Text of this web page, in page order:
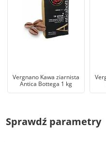
Vergnano Kawa ziarnista
Antica Bottega 1 kg
Sprawdź parametry